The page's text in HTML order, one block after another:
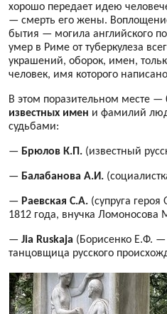
хорошо передает идею
— смерть его жены.
бытия — могила английского
умер в Риме от туберкулеза
украшений, оборок, имен,
человек, имя которого
В этом поразительном месте —
известных имен и фамилий
судьбами:
— Брюлов К.П. (известный
— Балабанова А.И.
— Раевская С.А. (супруга
1812 года, внучка Ломоносова
— Jia Ruskaja (Борисенко Е.Ф. —
танцовщица русского